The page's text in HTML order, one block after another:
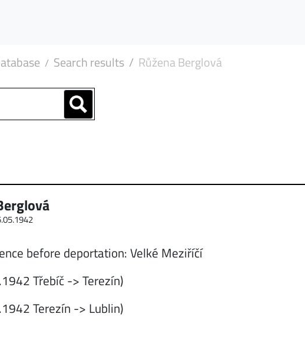
Search results Růžena Berglová
before deportation: Velké Meziříčí
Třebíč -> Terezín)
Terezín -> Lublin)